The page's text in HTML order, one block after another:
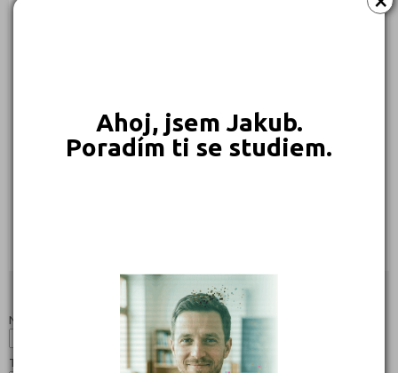
Ahoj, jsem Jakub.
Poradím ti se studiem.
Nahoru
Název:
Typ: